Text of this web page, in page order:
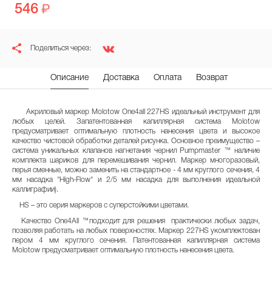
546
Поделиться через:
Описание Доставка Оплата Возврат
Акриловый маркер Molotow One4all 227HS идеальный инструмент для
любых целей. Запатентованная капиллярная система Molotow
предусматривает оптимальную плотность нанесения цвета и высокое
качество чистовой обработки деталей рисунка. Основное преимущество –
система уникальных клапанов нагнетания чернил Pumpmaster ™ наличие
комплекта шариков для перемешивания чернил. Маркер многоразовый,
перья сменные, можно заменить на стандартное - 4 мм круглого сечения, 4
мм насадка "High-Flow" и 2/5 мм насадка для выполнения идеальной
каллиграфии).
HS – это серия маркеров с суперстойкими цветами.
Качество One4All ™подходит для решения практически любых задач,
позволяя работать на любых поверхностях. Маркер 227HS укомплектован
пером 4 мм круглого сечения. Патентованная капиллярная система
Molotow предусматривает оптимальную плотность нанесения цвета.